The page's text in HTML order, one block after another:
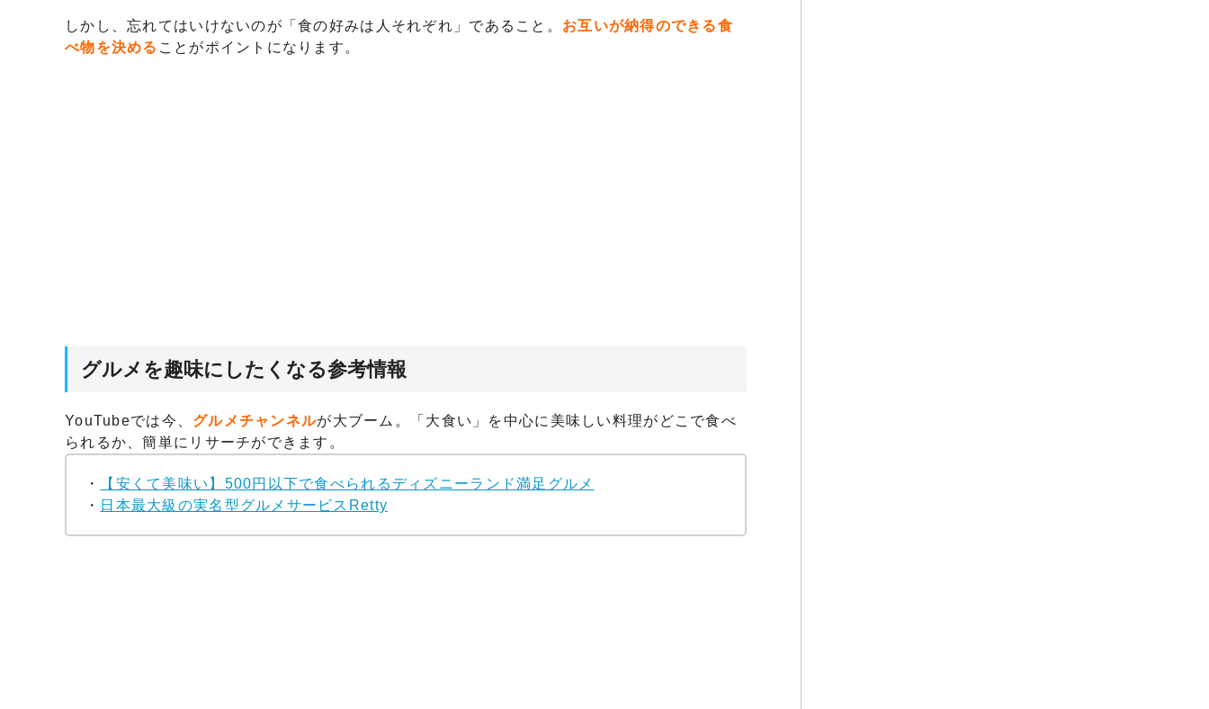
しかし、忘れてはいけないのが「食の好みは人それぞれ」であること。 お互いが納得のできる食
べ物を決める ことがポイントになります。
グルメを趣味にしたくなる参考情報
YouTubeでは今、 グルメチャンネルが大ブーム。「大食い」を中心に美味しい料理がどこで食べ
られるか、簡単にリサーチができます。
・
【安くて美味い】500円以下で食べられるディズニーランド満足グルメ
・ 日本最大級の実名型グルメサービスRetty